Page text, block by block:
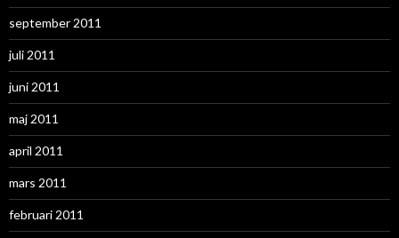
september 2011
juli 2011
juni 2011
maj 2011
april 2011
mars 2011
februari 2011